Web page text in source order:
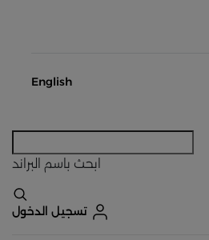
English
ابحث باسم البراند
تسجيل الدخول